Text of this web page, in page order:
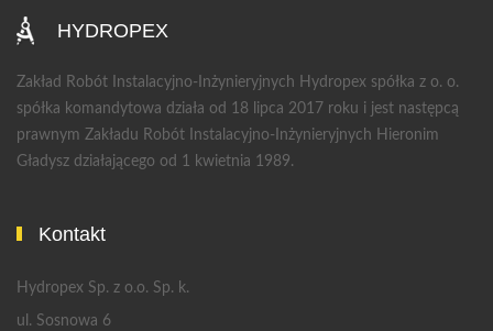
HYDROPEX
Zakład Robót Instalacyjno-Inżynieryjnych Hydropex spółka z o. o.
spółka komandytowa działa od 18 lipca 2017 roku i jest następcą
prawnym Zakładu Robót Instalacyjno-Inżynieryjnych Hieronim
Gładysz działającego od 1 kwietnia 1989.
Kontakt
Hydropex Sp. z o.o. Sp. k.
ul. Sosnowa 6